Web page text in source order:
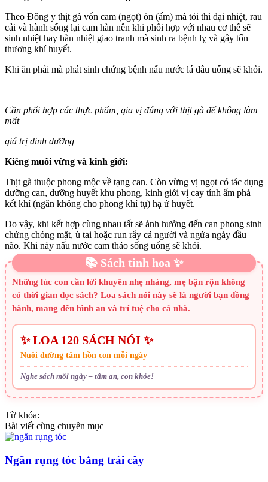
Theo Đông y thịt gà vốn cam (ngọt) ôn (ấm) mà tỏi thì đại nhiệt, rau
cải và hành sống lại cam hàn nên khi phối hợp với nhau cơ thể sẽ
sinh nhiệt hay hàn nhiệt giao tranh mà sinh ra bệnh lỵ và gây tổn
thương khí huyết.
Khi ăn phải mà phát sinh chứng bệnh nấu nước lá dâu uống sẽ khỏi.
Cần phối hợp các thực phẩm, gia vị đúng với thịt gà để không làm
mất
giá trị dinh dưỡng
Kiêng muối vừng và kinh giới:
Thịt gà thuộc phong mộc về tạng can. Còn vừng vị ngọt có tác dụng
dưỡng can, dưỡng huyết khu phong, kinh giới vị cay tính ấm phá
kết khí (ngăn không cho phong khí tụ) hạ ứ huyết.
Do vậy, khi kết hợp cùng nhau tất sẽ ảnh hưởng đến can phong sinh
chứng chóng mặt, ù tai hoặc run rẩy cả người và ngứa ngáy đầu
não. Khi này nấu nước cam thảo sống uống sẽ khỏi.
📚 Sách tinh hoa ✨
Những lúc con cần lời khuyên nhẹ nhàng, mẹ bận rộn không
có thời gian đọc sách? Loa sách nói này sẽ là người bạn đồng
hành, mang đến bình an và trí tuệ cho cả nhà.
✨ LOA 120 SÁCH NÓI ✨
Nuôi dưỡng tâm hồn con mỗi ngày
Nghe sách mỗi ngày – tâm an, con khỏe!
Từ khóa:
Bài viết cùng chuyên mục
Ngăn rụng tóc bằng trái cây